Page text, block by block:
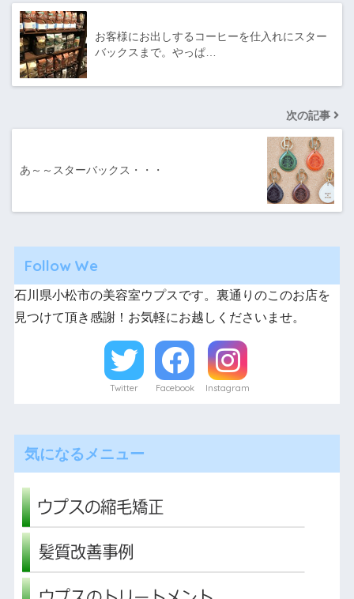
お客様にお出しするコーヒーを仕入れにスター
バックスまで。やっぱ…
次の記事
あ～～スターバックス・・・
Follow We
石川県小松市の美容室ウプスです。裏通りのこのお店を
見つけて頂き感謝！お気軽にお越しくださいませ。
Twitter Facebook Instagram
気になるメニュー